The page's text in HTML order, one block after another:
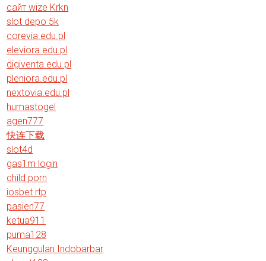
сайт wize Krkn
slot depo 5k
corevia.edu.pl
eleviora.edu.pl
digiventa.edu.pl
pleniora.edu.pl
nextovia.edu.pl
humastogel
agen777
快连下载
slot4d
gas1m login
child porn
iosbet rtp
pasien77
ketua911
puma128
Keunggulan Indobarbar